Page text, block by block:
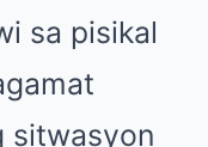
sa pisikal
sitwasyon